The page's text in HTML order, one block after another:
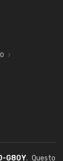
G80Y. Questo